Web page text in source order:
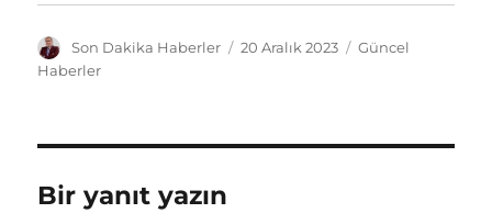
Y
a
Son Dakika Haberler
Y
20 Aralık 2023
K
Güncel
Haberler
Bir yanıt yazın